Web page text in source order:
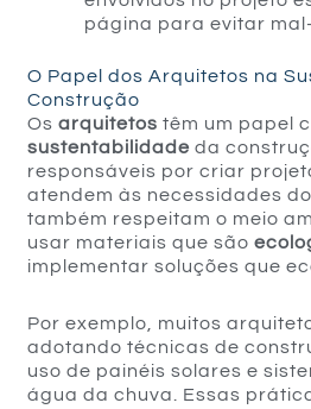
página para evitar
O Papel dos Arquitetos na
Construção
Osarquitetos têm um papel
sustentabilidade da
responsáveis por criar
atendem às necessidades
também respeitam o meio
usar materiais que são
implementar soluções que
Por exemplo, muitos
adotando técnicas de
uso de painéis solares e
água da chuva. Essas